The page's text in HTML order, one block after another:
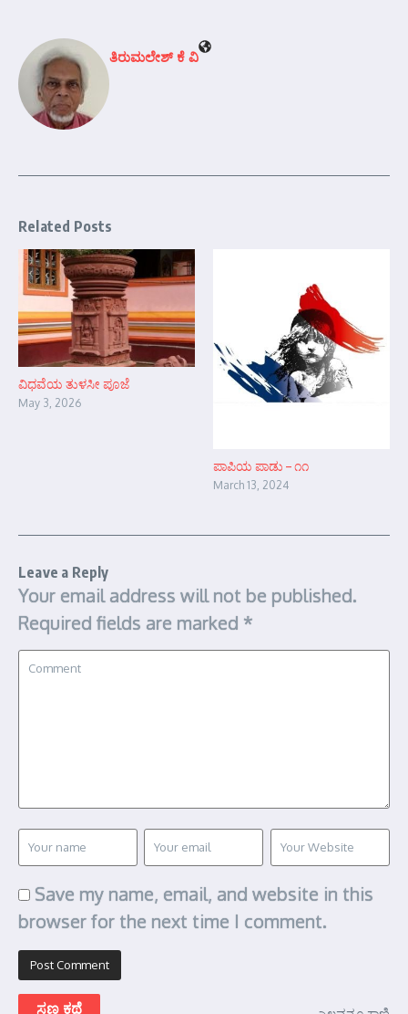
ತಿರುಮಲೇಶ್ ಕೆ ವಿ
Related Posts
ವಿಧವೆಯ ತುಳಸೀ ಪೂಜೆ
May 3, 2026
ಪಾಪಿಯ ಪಾಡು – ೧೧
March 13, 2024
Leave a Reply
Your email address will not be published.
Required fields are marked *
Save my name, email, and website in this
browser for the next time I comment.
ಸಣ್ಣ ಕಥೆ